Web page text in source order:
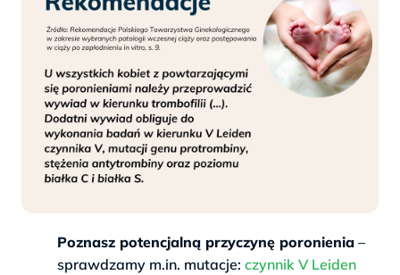
Poznasz potencjalną przyczynę poronienia –
sprawdzamy m.in. mutacje: czynnik V Leiden